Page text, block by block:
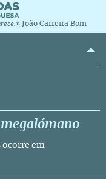
João Carreira Bom
megalómano
ocorre em